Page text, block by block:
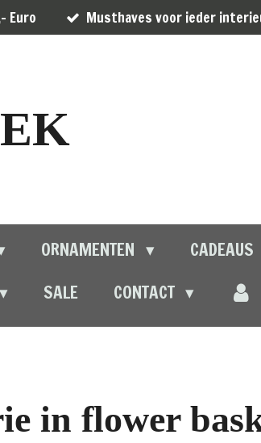
Euro Musthaves voor ieder
ORNAMENTEN CADEAUS
SALE CONTACT
in flower